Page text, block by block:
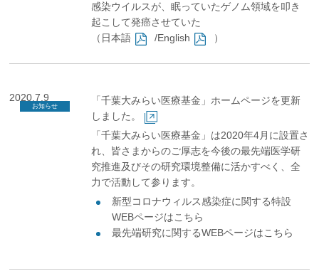
感染ウイルスが、眠っていたゲノム領域を叩き
起こして発癌させていた
（ 日本語 /English ）
2020.7.9
お知らせ
「千葉大みらい医療基金」ホームページを更新
しました。
「千葉大みらい医療基金」は2020年4月に設置さ
れ、皆さまからのご厚志を今後の最先端医学研
究推進及びその研究環境整備に活かすべく、全
力で活動して参ります。
新型コロナウィルス感染症に関する特設
WEBページはこちら
最先端研究に関するWEBページはこちら